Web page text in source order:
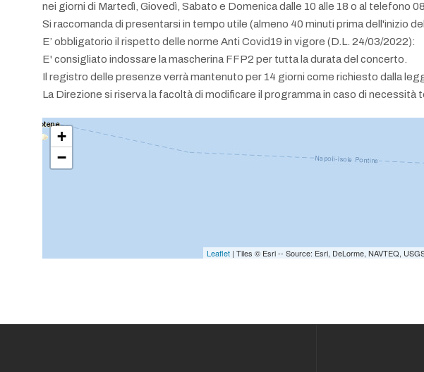
nei giorni di Martedì, Giovedì, Sabato e Domenica dalle 10 alle 18 o al telefono
Si raccomanda di presentarsi in tempo utile (almeno 40 minuti prima dell'inizio
E’ obbligatorio il rispetto delle norme Anti Covid19 in vigore (D.L. 24/03/2022):
E' consigliato indossare la mascherina FFP2 per tutta la durata del concerto.
Il registro delle presenze verrà mantenuto per 14 giorni come richiesto dalla
La Direzione si riserva la facoltà di modificare il programma in caso di necessità
+
−
Leaflet | Tiles © Esri -- Source: Esri, DeLorme, NAVTEQ,